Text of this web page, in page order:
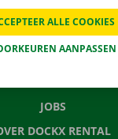
CONTACTEER ONS
VRAGEN
NIEUWS
JOBS
DOCKX RENTAL
AANPASSEN
ALLE COOKIES